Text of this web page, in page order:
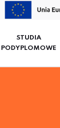
STUDIA
PODYPLOMOWE